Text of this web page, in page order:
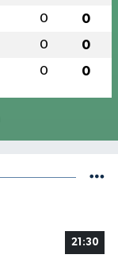
0 0
0 0
0 0
21:30